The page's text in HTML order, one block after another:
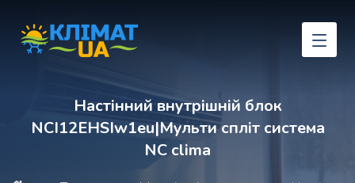
Настінний внутрішній блок
NCI12EHSIw1eu|Мульти спліт система
NC clima